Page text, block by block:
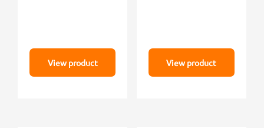
View product View product